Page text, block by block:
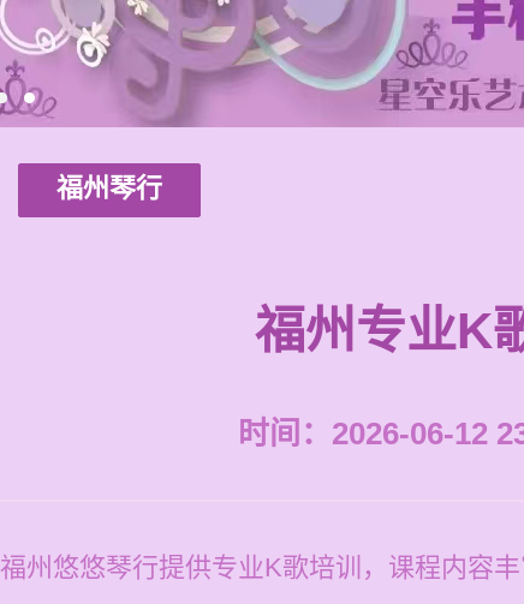
福州琴行
福州专业K
时间：2026-06-12
福州悠悠琴行提供专业K歌培训，课程内容